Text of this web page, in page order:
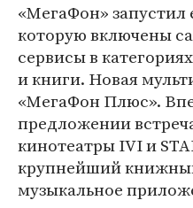
«МегаФон»
которую включены
сервисы в
и книги. Новая
«МегаФон Плюс».
предложении
кинотеатры IVI и
крупнейший
музыкальное